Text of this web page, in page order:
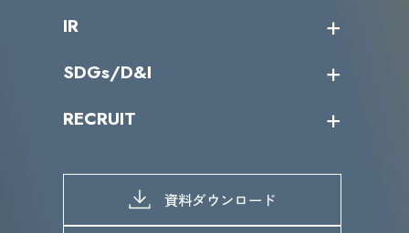
パートナー企業一覧
カテゴリー別サービス一覧
IR
IRカレンダー
IRライブラリー
よくあるご質問
SDGs/D&I
当グループのマテリアリティ
SDGs推進体制
D&Iの取り組み
RECRUIT
募集職種一覧
メッセージ
メンバーインタビュー
資料ダウンロード